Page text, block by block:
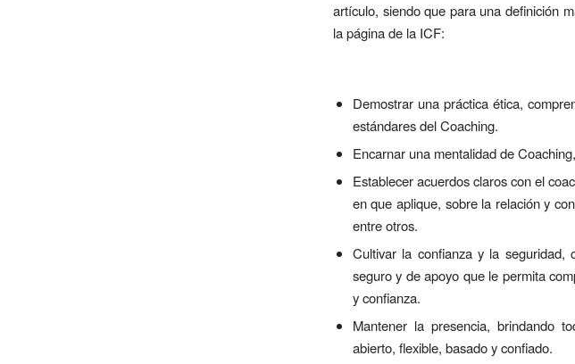
artículo, siendo que para una definición
la página de la ICF:
Demostrar una práctica ética,
estándares del Coaching.
Encarnar una mentalidad de
Establecer acuerdos claros con el
en que aplique, sobre la relación y
entre otros.
Cultivar la confianza y la seguridad,
seguro y de apoyo que le permita
y confianza.
Mantener la presencia, brindando
abierto, flexible, basado y confiado.